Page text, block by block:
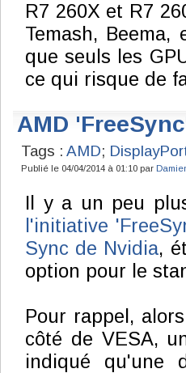
R7 260X et R7
Temash,
que seuls les
ce qui risque de
AMD
Tags : AMD;
Publié le 04/04/2014 à 01:10 par
Il y a un peu
l'initiative
Sync de Nvidia,
option pour le
Pour rappel,
côté de VESA,
indiqué qu'une